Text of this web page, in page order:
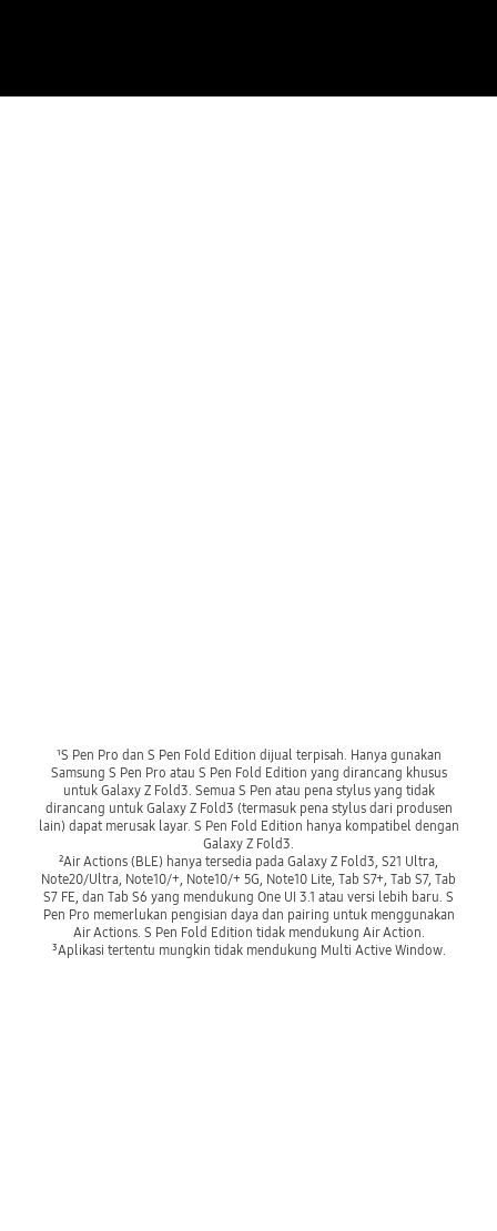
¹S Pen Pro dan S Pen Fold Edition dijual terpisah. Hanya gunakan
Samsung S Pen Pro atau S Pen Fold Edition yang dirancang khusus
untuk Galaxy Z Fold3. Semua S Pen atau pena stylus yang tidak
dirancang untuk Galaxy Z Fold3 (termasuk pena stylus dari produsen
lain) dapat merusak layar. S Pen Fold Edition hanya kompatibel dengan
Galaxy Z Fold3.
²Air Actions (BLE) hanya tersedia pada Galaxy Z Fold3, S21 Ultra,
Note20/Ultra, Note10/+, Note10/+ 5G, Note10 Lite, Tab S7+, Tab S7, Tab
S7 FE, dan Tab S6 yang mendukung One UI 3.1 atau versi lebih baru. S
Pen Pro memerlukan pengisian daya dan pairing untuk menggunakan
Air Actions. S Pen Fold Edition tidak mendukung Air Action.
³Aplikasi tertentu mungkin tidak mendukung Multi Active Window.